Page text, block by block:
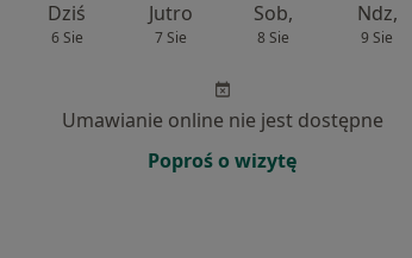
Dziś
6 Sie
Jutro
7 Sie
Sob,
8 Sie
Ndz,
9 Sie
Umawianie online nie jest dostępne
Poproś o wizytę